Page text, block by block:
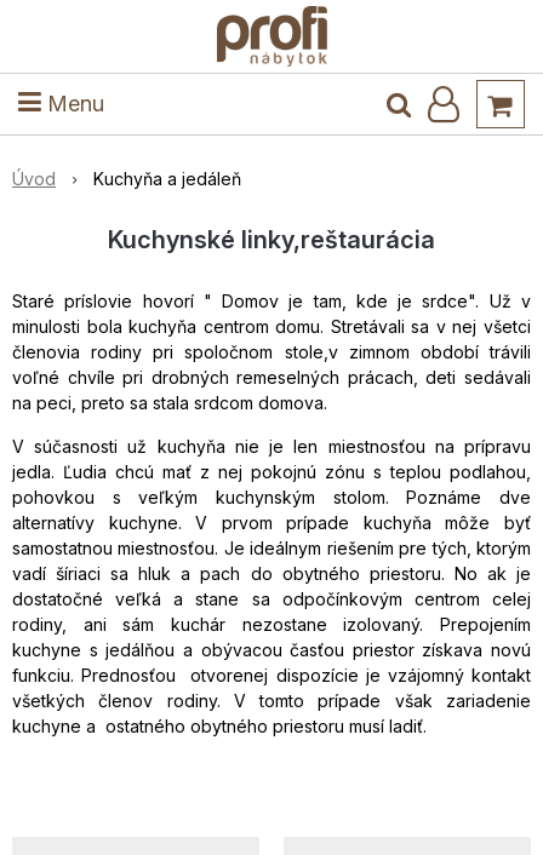
Menu
Kuchyňa a jedáleň
Úvod Kuchyňa a jedáleň
Kuchynské linky,reštaurácia
Staré príslovie hovorí " Domov je tam, kde je srdce". Už v
minulosti bola kuchyňa centrom domu. Stretávali sa v nej všetci
členovia rodiny pri spoločnom stole,v zimnom období trávili
voľné chvíle pri drobných remeselných prácach, deti sedávali
na peci, preto sa stala srdcom domova.
V súčasnosti už kuchyňa nie je len miestnosťou na prípravu
jedla. Ľudia chcú mať z nej pokojnú zónu s teplou podlahou,
pohovkou s veľkým kuchynským stolom. Poznáme dve
alternatívy kuchyne. V prvom prípade kuchyňa môže byť
samostatnou miestnosťou. Je ideálnym riešením pre tých, ktorým
vadí šíriaci sa hluk a pach do obytného priestoru. No ak je
dostatočné veľká a stane sa odpočínkovým centrom celej
rodiny, ani sám kuchár nezostane izolovaný. Prepojením
kuchyne s jedálňou a obývacou časťou priestor získava novú
funkciu. Prednosťou otvorenej dispozície je vzájomný kontakt
všetkých členov rodiny. V tomto prípade však zariadenie
kuchyne a ostatného obytného priestoru musí ladiť.